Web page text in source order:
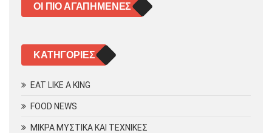
ΟΙ ΠΙΟ ΑΓΑΠΗΜΈΝΕΣ
KΑΤΗΓΟΡΊΕΣ
EAT LIKE A KING
FOOD NEWS
ΜΙΚΡΑ ΜΥΣΤΙΚΑ ΚΑΙ ΤΕΧΝΙΚΕΣ